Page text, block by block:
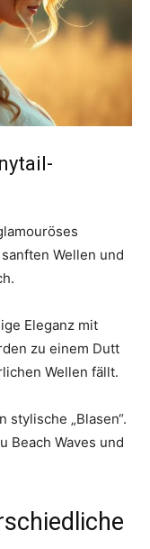
Wellen und
Eleganz mit
zu einem Dutt
Wellen fällt.
stylische „Blasen“.
Beach Waves und